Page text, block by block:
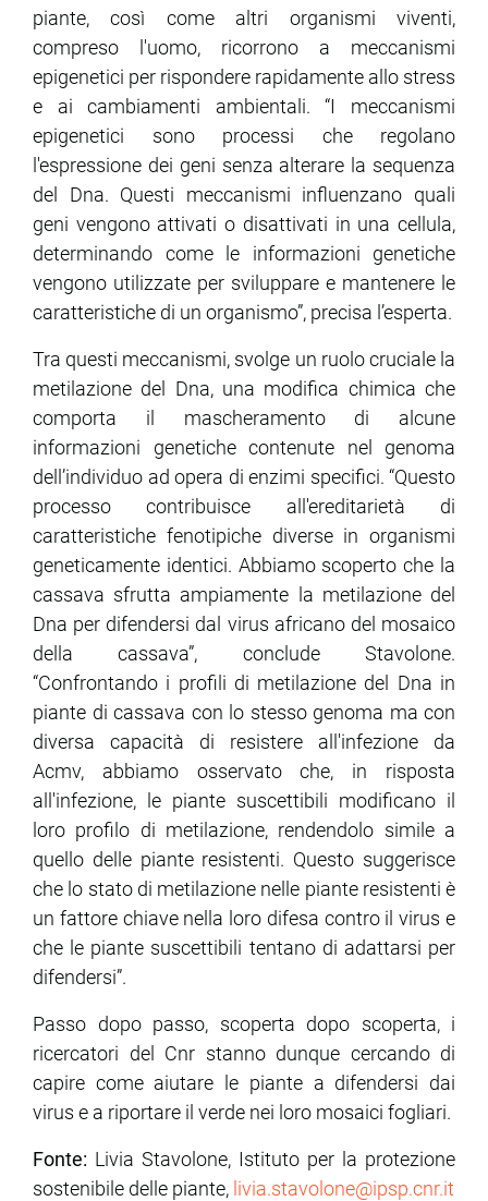
piante, così come altri organismi viventi,
compreso l'uomo, ricorrono a meccanismi
epigenetici per rispondere rapidamente allo stress
e ai cambiamenti ambientali. “I meccanismi
epigenetici sono processi che regolano
l'espressione dei geni senza alterare la sequenza
del Dna. Questi meccanismi influenzano quali
geni vengono attivati o disattivati in una cellula,
determinando come le informazioni genetiche
vengono utilizzate per sviluppare e mantenere le
caratteristiche di un organismo”, precisa l’esperta.
Tra questi meccanismi, svolge un ruolo cruciale la
metilazione del Dna, una modifica chimica che
comporta il mascheramento di alcune
informazioni genetiche contenute nel genoma
dell’individuo ad opera di enzimi specifici. “Questo
processo contribuisce all'ereditarietà di
caratteristiche fenotipiche diverse in organismi
geneticamente identici. Abbiamo scoperto che la
cassava sfrutta ampiamente la metilazione del
Dna per difendersi dal virus africano del mosaico
della cassava”, conclude Stavolone.
“Confrontando i profili di metilazione del Dna in
piante di cassava con lo stesso genoma ma con
diversa capacità di resistere all'infezione da
Acmv, abbiamo osservato che, in risposta
all'infezione, le piante suscettibili modificano il
loro profilo di metilazione, rendendolo simile a
quello delle piante resistenti. Questo suggerisce
che lo stato di metilazione nelle piante resistenti è
un fattore chiave nella loro difesa contro il virus e
che le piante suscettibili tentano di adattarsi per
difendersi”.
Passo dopo passo, scoperta dopo scoperta, i
ricercatori del Cnr stanno dunque cercando di
capire come aiutare le piante a difendersi dai
virus e a riportare il verde nei loro mosaici fogliari.
Fonte: Livia Stavolone, Istituto per la protezione
sostenibile delle piante, livia.stavolone@ipsp.cnr.it